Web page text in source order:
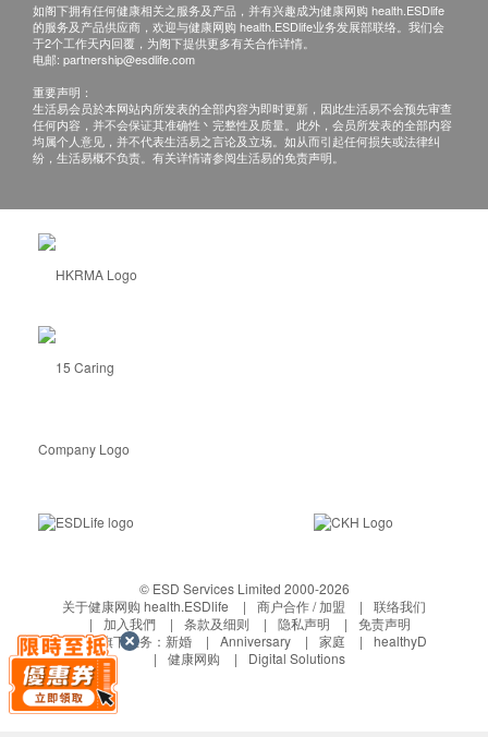
如阁下拥有任何健康相关之服务及产品，并有兴趣成为健康网购 health.ESDlife
的服务及产品供应商，欢迎与健康网购 health.ESDlife业务发展部联络。我们会
于2个工作天内回覆，为阁下提供更多有关合作详情。
电邮: partnership@esdlife.com
重要声明：
生活易会员於本网站内所发表的全部内容为即时更新，因此生活易不会预先审查
任何内容，并不会保证其准确性丶完整性及质量。此外，会员所发表的全部内容
均属个人意见，并不代表生活易之言论及立场。如从而引起任何损失或法律纠
纷，生活易概不负责。有关详情请参阅生活易的免责声明。
© ESD Services Limited 2000-2026
关于健康网购 health.ESDlife
商户合作 / 加盟
联络我们
加入我們
条款及细则 隐私声明
免责声明
生活易旗下业务： 新婚 Anniversary 家庭
healthyD
健康网购
Digital Solutions